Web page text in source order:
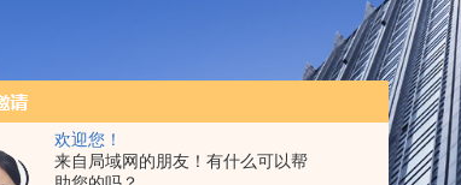
欢迎您！
来自局域网的朋友！有什么可以帮